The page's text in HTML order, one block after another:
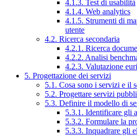
4.1.3. Test di usabilità
4.1.4. Web analytics
4.1.5. Strumenti di
utente
4.2. Ricerca secondaria
4.2.1. Ricerca
4.2.2. Analisi
4.2.3. Valutazione
5. Progettazione dei servizi
5.1. Cosa sono i servizi e il
5.2. Progettare servizi
5.3. Definire il modello di
5.3.1. Identificare gli
5.3.2. Formulare la
5.3.3. Inquadrare gli